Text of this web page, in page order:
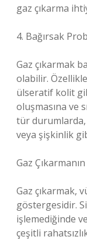
gaz çıkarma
4. Bağırsak
Gaz çıkarmak
olabilir.
ülseratif kolit
oluşmasına ve
tür durumlarda,
veya şişkinlik
Gaz
Gaz çıkarmak,
göstergesidir.
işlemediğinde
çeşitli